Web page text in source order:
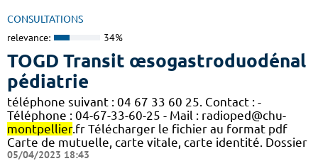
CONSULTATIONS
relevance: 34%
TOGD Transit œsogastroduodénal
pédiatrie
téléphone suivant : 04 67 33 60 25. Contact : -
Téléphone : 04-67-33-60-25 - Mail : radioped@chu-
montpellier.fr Télécharger le fichier au format pdf
Carte de mutuelle, carte vitale, carte identité. Dossier
05/04/2023 18:43